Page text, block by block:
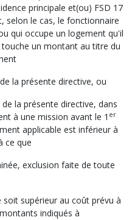
principale et(ou) FSD 17
selon le cas, le fonctionnaire
qui occupe un logement qu'il
un montant au titre du
la présente directive, ou
la présente directive, dans
à une mission avant le 1 er
applicable est inférieur à
ce que
exclusion faite de toute
supérieur au coût prévu à
indiqués à